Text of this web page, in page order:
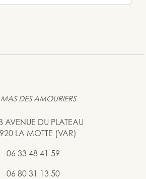
MAS DES AMOURIERS
AVENUE DU PLATEAU
LA MOTTE (VAR)
06 33 48 41 59
06 80 31 13 50